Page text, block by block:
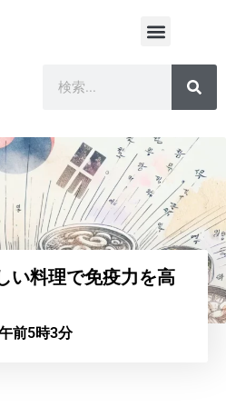
い料理で免疫力を高
前5時3分